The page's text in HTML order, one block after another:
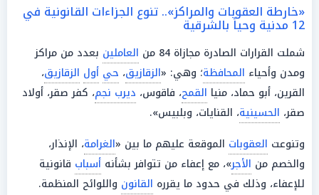
«خارطة العقوبات والمراكز».. تنوع الجزاءات القانونية في
12 مدنية وحياً بالشرقية
شملت القرارات الصادرة مجازاة 84 من العاملين بعدد من مراكز
ومدن وأحياء المحافظة؛ وهي: «الزقازيق، حي أول الزقازيق،
القرين، أبو حماد، منيا القمح، فاقوس، ديرب نجم، كفر صقر، أولاد
صقر، الحسينية، القنايات، وبلبيس».
وتنوعت العقوبات الموقعة عليهم ما بين «الغرامة، الإنذار،
والخصم من الأجر»، مع إعفاء من تتوافر بشأنه أسباب قانونية
للإعفاء، وذلك في حدود ما يقرره القانون واللوائح المنظمة.